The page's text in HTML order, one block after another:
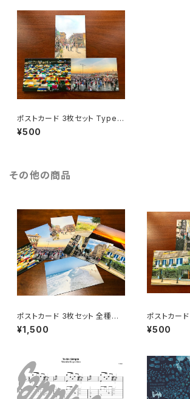
ポストカード 3枚セット Type-
C
¥500
その他の商品
ポストカード 3枚セット 全種類
Type-A & B & C
¥1,500
ポストカー
A
¥500